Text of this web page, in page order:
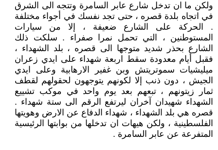
ولكن ما ان تدخل شارع عابر السامرة وتتجه الى الشرق
في اتجاه بلدة قصره ، حتى تجد نفسك في أجواء مختلفة
. الحركة على الشارع ضعيفة ، إلا من سيارات
المستوطنين ، التي تحمل نمرا صفراء . سلكت ذلك
الشارع بحذر شديد متوجها الى قصره ، بلد الشهداء ،
فقبل أيام معدودة سقط اربعة شهداء على ايدي زعران
ميليشيات سموتريتش وبن غفير الارهابية وعلى ايدي
الجيش ، دون ذنب إلا لكونهم يتوجهون لحقولهم لقطف
ثمار زيتونهم ، تبعهم بعد يوم واحد في موكب تشييع
الشهداء شهيدان آخران ليرتفع الرقم الى ستة شهداء .
قصره هي بلد الشهداء ، شهداء الدفاع عن الارض وهويتها
الفلسطينية ، ولكن هيهات ان تدخلها من بوابتها الرئيسية
المتفرعة عن عابر السامرة .